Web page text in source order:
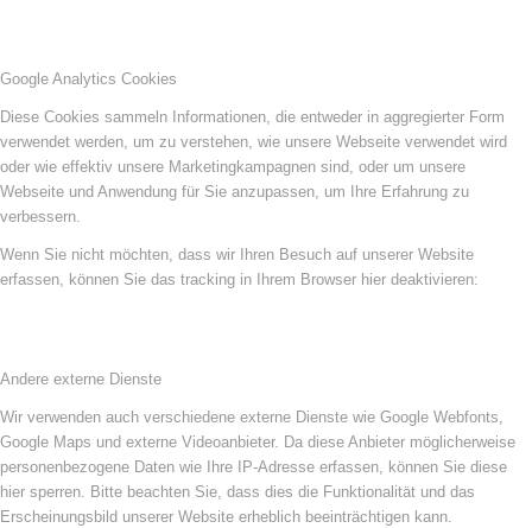
Google Analytics Cookies
Diese Cookies sammeln Informationen, die entweder in aggregierter Form
verwendet werden, um zu verstehen, wie unsere Webseite verwendet wird
oder wie effektiv unsere Marketingkampagnen sind, oder um unsere
Webseite und Anwendung für Sie anzupassen, um Ihre Erfahrung zu
verbessern.
Wenn Sie nicht möchten, dass wir Ihren Besuch auf unserer Website
erfassen, können Sie das tracking in Ihrem Browser hier deaktivieren:
Andere externe Dienste
Wir verwenden auch verschiedene externe Dienste wie Google Webfonts,
Google Maps und externe Videoanbieter. Da diese Anbieter möglicherweise
personenbezogene Daten wie Ihre IP-Adresse erfassen, können Sie diese
hier sperren. Bitte beachten Sie, dass dies die Funktionalität und das
Erscheinungsbild unserer Website erheblich beeinträchtigen kann.